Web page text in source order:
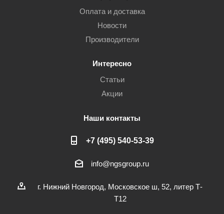
Оплата и доставка
Новости
Производители
Интересно
Статьи
Акции
Наши контакты
+7 (495) 540-53-39
info@ngsgroup.ru
г. Нижний Новгород, Московское ш, 52, литер Т-
Т12